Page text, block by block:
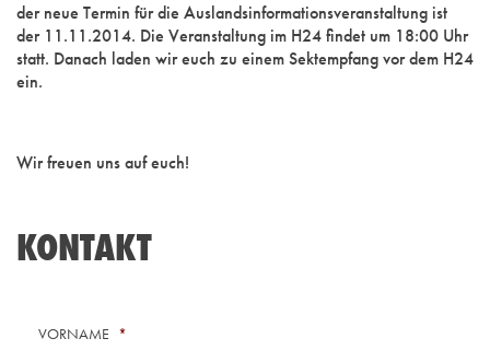
der neue Termin für die Auslandsinformationsveranstaltung ist
der 11.11.2014. Die Veranstaltung im H24 findet um 18:00 Uhr
statt. Danach laden wir euch zu einem Sektempfang vor dem H24
ein.
Wir freuen uns auf euch!
KONTAKT
VORNAME *